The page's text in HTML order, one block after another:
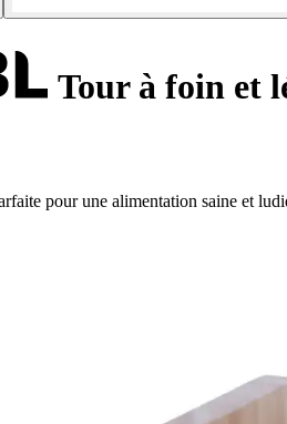
Tour à foin et
pour une alimentation saine et